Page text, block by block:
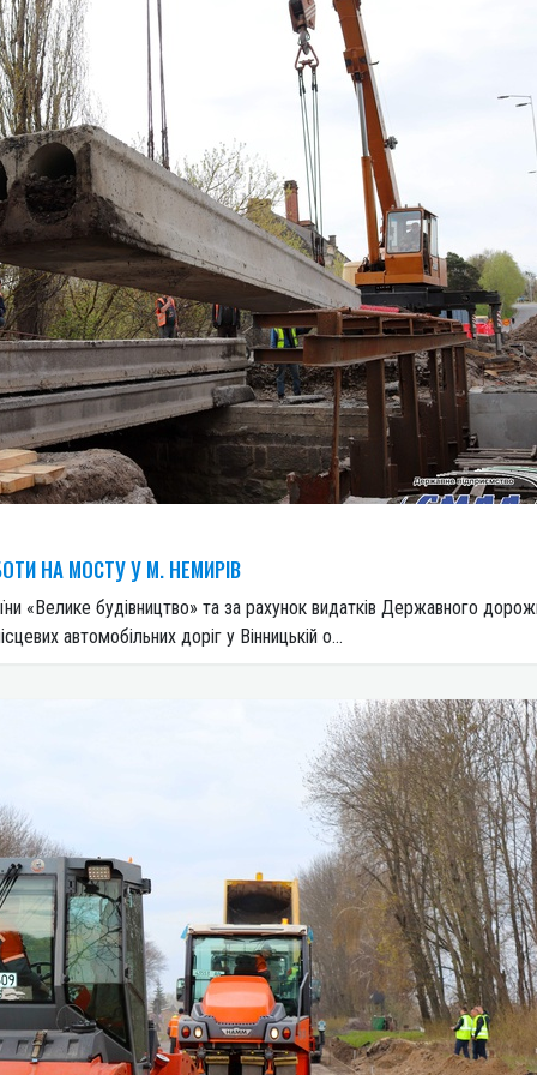
НА МОСТУ У М. НЕМИРІВ
«Велике будівництво» та за рахунок видатків Державного
автомобільних доріг у Вінницькій о...